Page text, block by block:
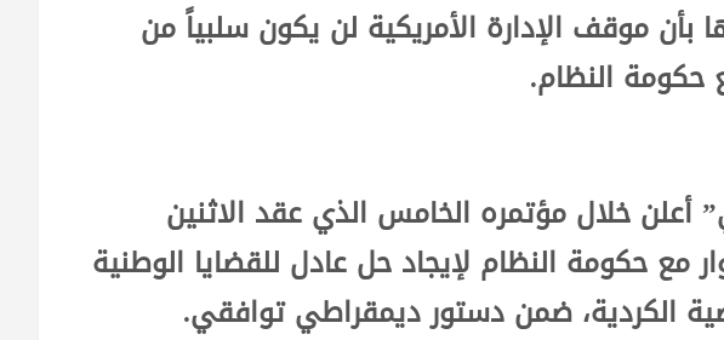
موقف الإدارة الأمريكية لن يكون سلبياً من
حكومة النظام.
أعلن خلال مؤتمره الخامس الذي عقد الاثنين
مع حكومة النظام لإيجاد حل عادل للقضايا الوطنية
الكردية، ضمن دستور ديمقراطي توافقي.